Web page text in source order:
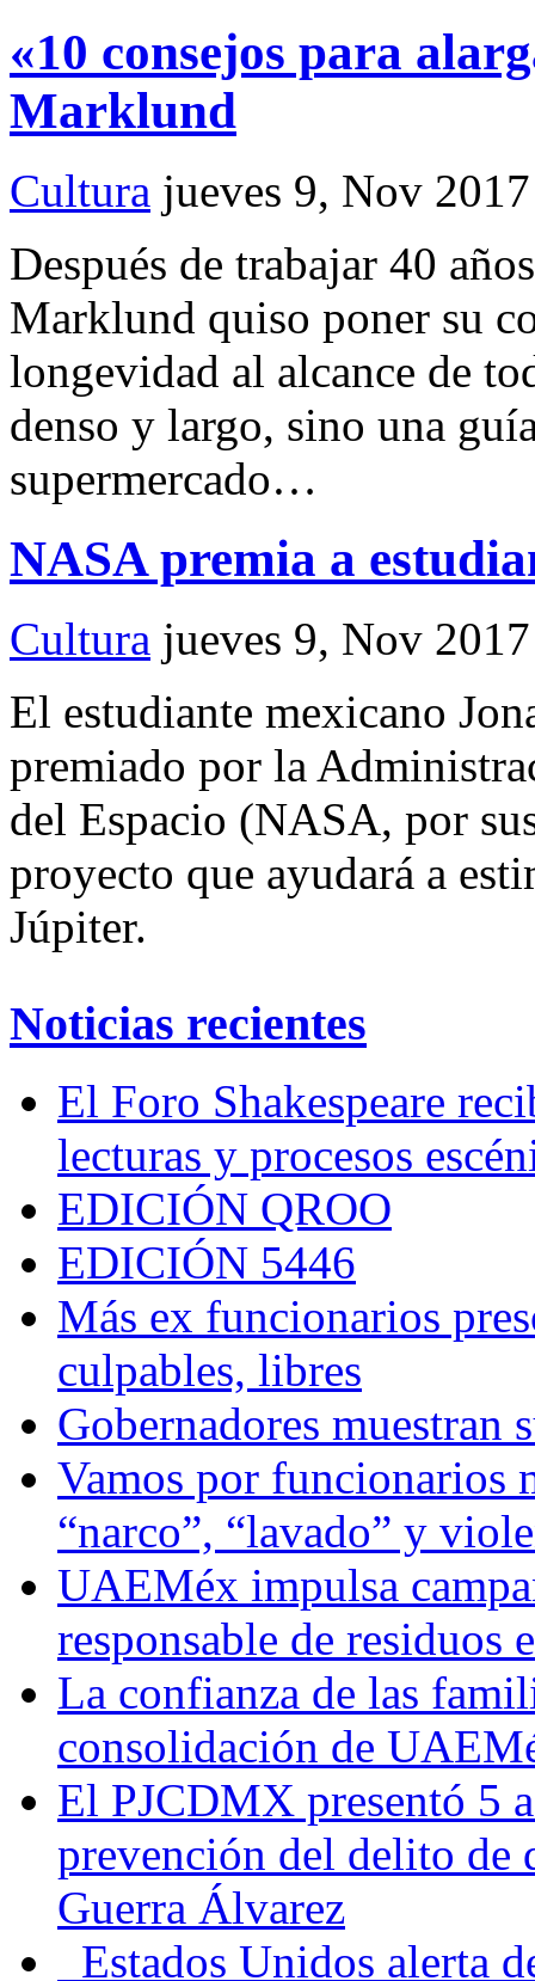
«10 consejos para
Marklund
Cultura jueves 9, Nov 2017
Después de trabajar 40
Marklund quiso poner su
longevidad al alcance de
denso y largo, sino una
supermercado…
NASA premia a
Cultura jueves 9, Nov 2017
El estudiante mexicano
premiado por la
del Espacio (NASA, por
proyecto que ayudará a
Júpiter.
Noticias recientes
El Foro Shakespeare
lecturas y procesos
EDICIÓN QROO
EDICIÓN 5446
Más ex funcionarios
culpables, libres
Gobernadores muestran
Vamos por funcionarios
“narco”, “lavado” y
UAEMéx impulsa
responsable de residuos
La confianza de las
consolidación de
El PJCDMX presentó 5
prevención del delito de
Guerra Álvarez
Estados Unidos alerta